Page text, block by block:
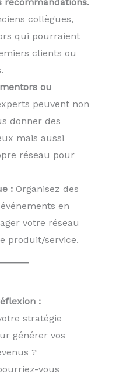
recommandations.
collègues,
qui pourraient
clients ou
ou
peuvent non
donner des
mais aussi
réseau pour
: Organisez des
en
votre réseau
produit/service.
:
stratégie
générer vos
?
vous